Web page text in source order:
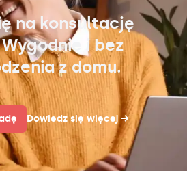
na konsultację
i bez
z domu.
Dowiedz się więcej→